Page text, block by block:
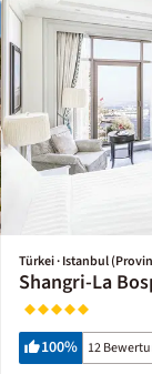
Türkei · Istanbul
Shangri-La
100% 12